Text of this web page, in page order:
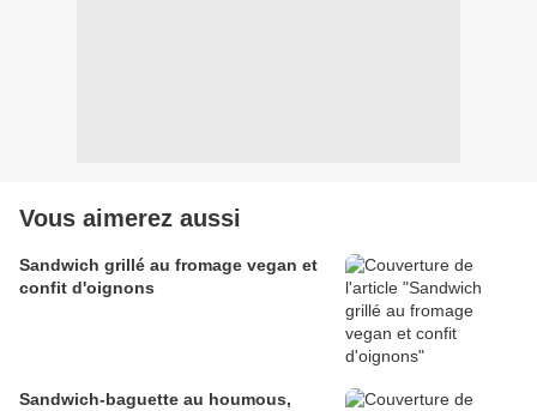
Vous aimerez aussi
Sandwich grillé au fromage vegan et
confit d'oignons
Sandwich-baguette au houmous,